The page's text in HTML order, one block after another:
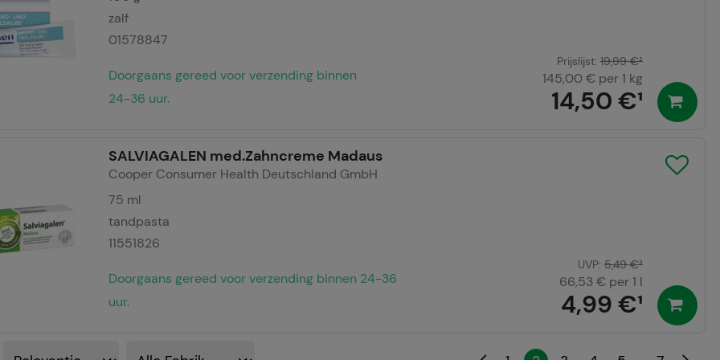
zalf
01578847
Doorgaans gereed voor verzending binnen
24-36 uur.
14,50 €¹
Prijslijst: 19,99 €²
145,00 € per 1 kg
SALVIAGALEN med.Zahncreme Madaus
Cooper Consumer Health Deutschland GmbH
75 ml
tandpasta
11551826
Doorgaans gereed voor verzending binnen 24-36
uur.
4,99 €¹
UVP: 5,49 €³
66,53 € per 1 l